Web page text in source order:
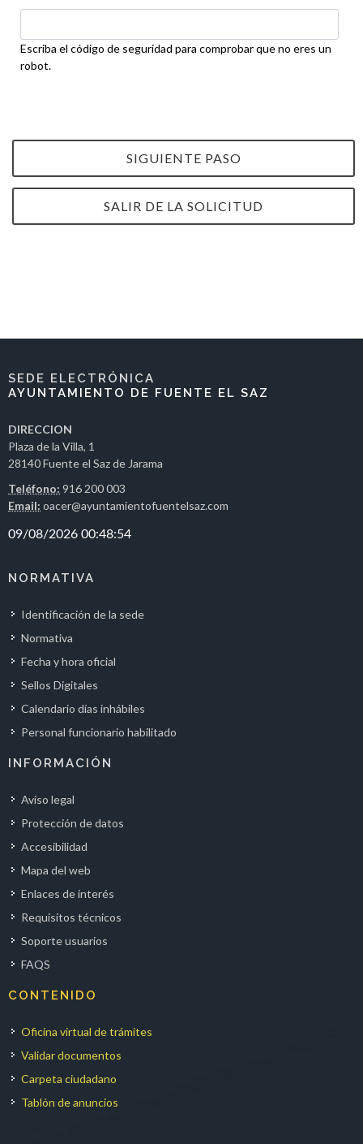
Escriba el código de seguridad para comprobar que no eres un
robot.
SIGUIENTE PASO
SALIR DE LA SOLICITUD
SEDE ELECTRÓNICA
AYUNTAMIENTO DE FUENTE EL SAZ
DIRECCION
Plaza de la Villa, 1
28140 Fuente el Saz de Jarama
Teléfono: 916 200 003
Email: oacer@ayuntamientofuentelsaz.com
NORMATIVA
Identificación de la sede
Normativa
Fecha y hora oficial
Sellos Digitales
Calendario días inhábiles
Personal funcionario habilitado
INFORMACIÓN
Aviso legal
Protección de datos
Accesibilidad
Mapa del web
Enlaces de interés
Requisitos técnicos
Soporte usuarios
FAQS
CONTENIDO
Oficina virtual de trámites
Validar documentos
Carpeta ciudadano
Tablón de anuncios